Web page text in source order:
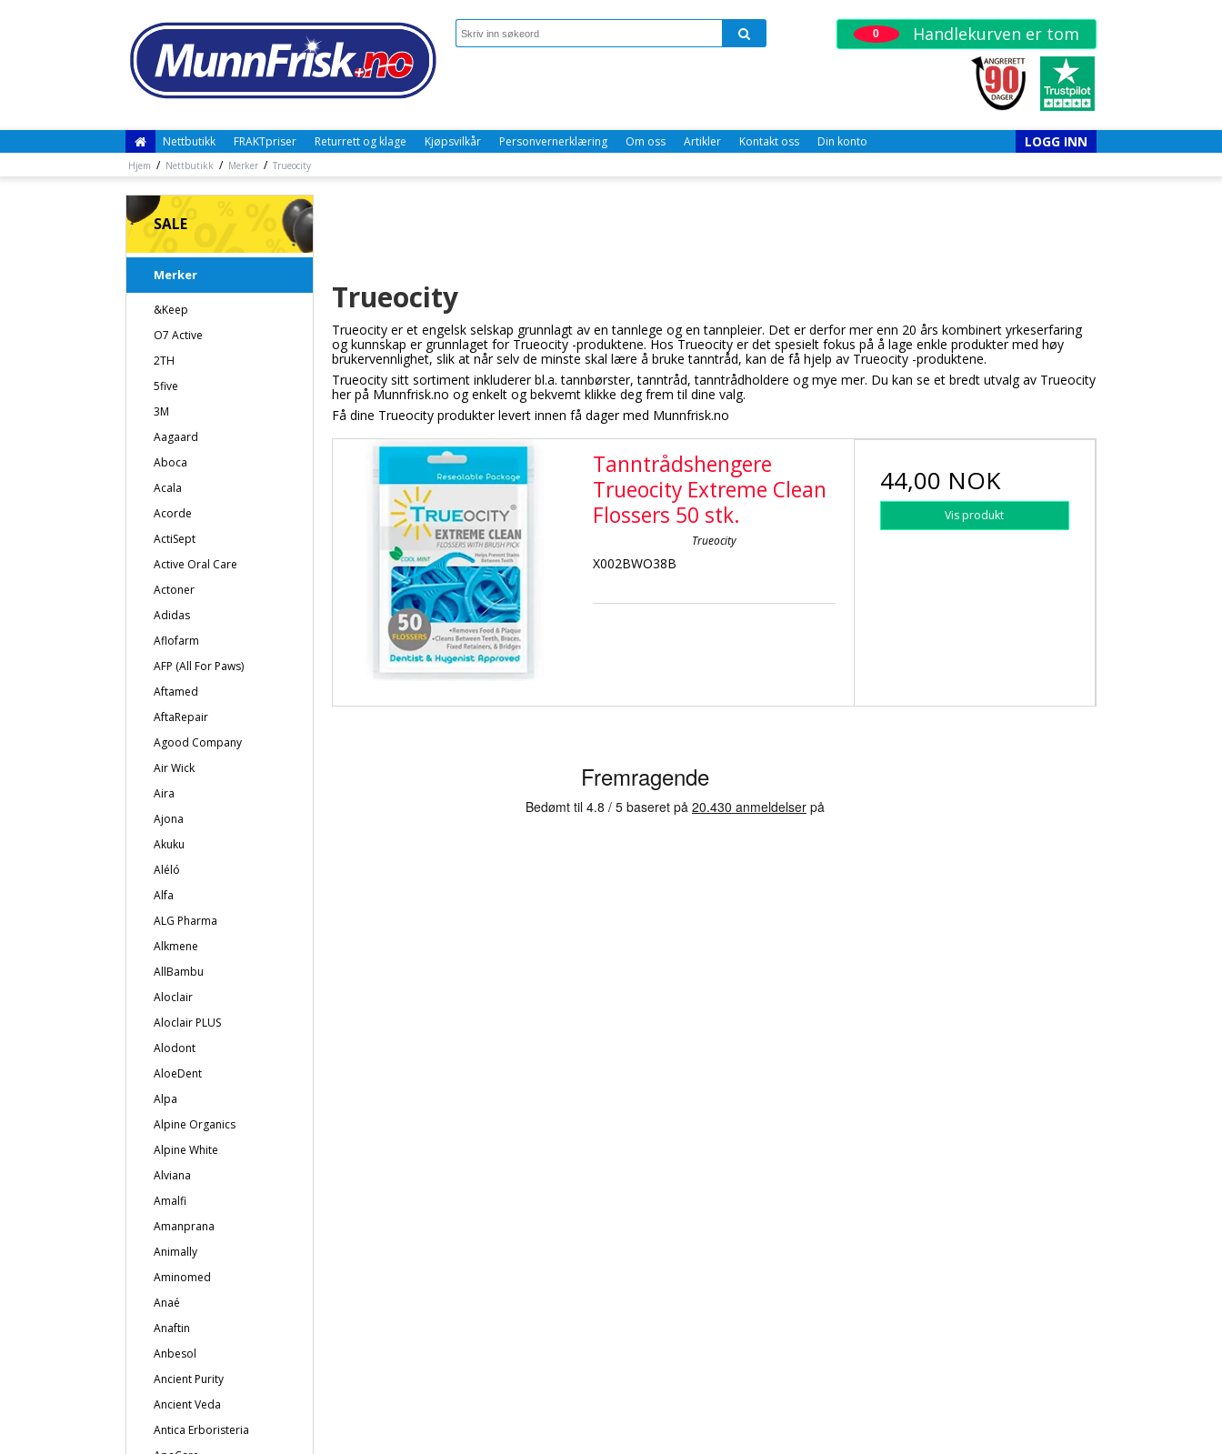
0 Handlekurven er tom
Nettbutikk FRAKTpriser Returrett og klage Kjøpsvilkår Personvernerklæring Om oss Artikler Kontakt oss Din konto LOGG INN
Hjem / Nettbutikk / Merker / Trueocity
SALE
Merker
&Keep
O7 Active
2TH
5five
3M
Aagaard
Aboca
Acala
Acorde
ActiSept
Active Oral Care
Actoner
Adidas
Aflofarm
AFP (All For Paws)
Aftamed
AftaRepair
Agood Company
Air Wick
Aira
Ajona
Akuku
Aléló
Alfa
ALG Pharma
Alkmene
AllBambu
Aloclair
Aloclair PLUS
Alodont
AloeDent
Alpa
Alpine Organics
Alpine White
Alviana
Amalfi
Amanprana
Animally
Aminomed
Anaé
Anaftin
Anbesol
Ancient Purity
Ancient Veda
Antica Erboristeria
Trueocity
Trueocity er et engelsk selskap grunnlagt av en tannlege og en tannpleier. Det er derfor mer enn 20 års kombinert yrkeserfaring
og kunnskap er grunnlaget for Trueocity -produktene. Hos Trueocity er det spesielt fokus på å lage enkle produkter med høy
brukervennlighet, slik at når selv de minste skal lære å bruke tanntråd, kan de få hjelp av Trueocity -produktene.
Trueocity sitt sortiment inkluderer bl.a. tannbørster, tanntråd, tanntrådholdere og mye mer. Du kan se et bredt utvalg av Trueocity
her på Munnfrisk.no og enkelt og bekvemt klikke deg frem til dine valg.
Få dine Trueocity produkter levert innen få dager med Munnfrisk.no
Tanntrådshengere
Trueocity Extreme Clean
Flossers 50 stk.
Trueocity
X002BWO38B
44,00 NOK
Vis produkt